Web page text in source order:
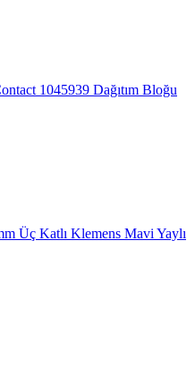
1045939 Dağıtım Bloğu
Üç Katlı Klemens Mavi Yaylı